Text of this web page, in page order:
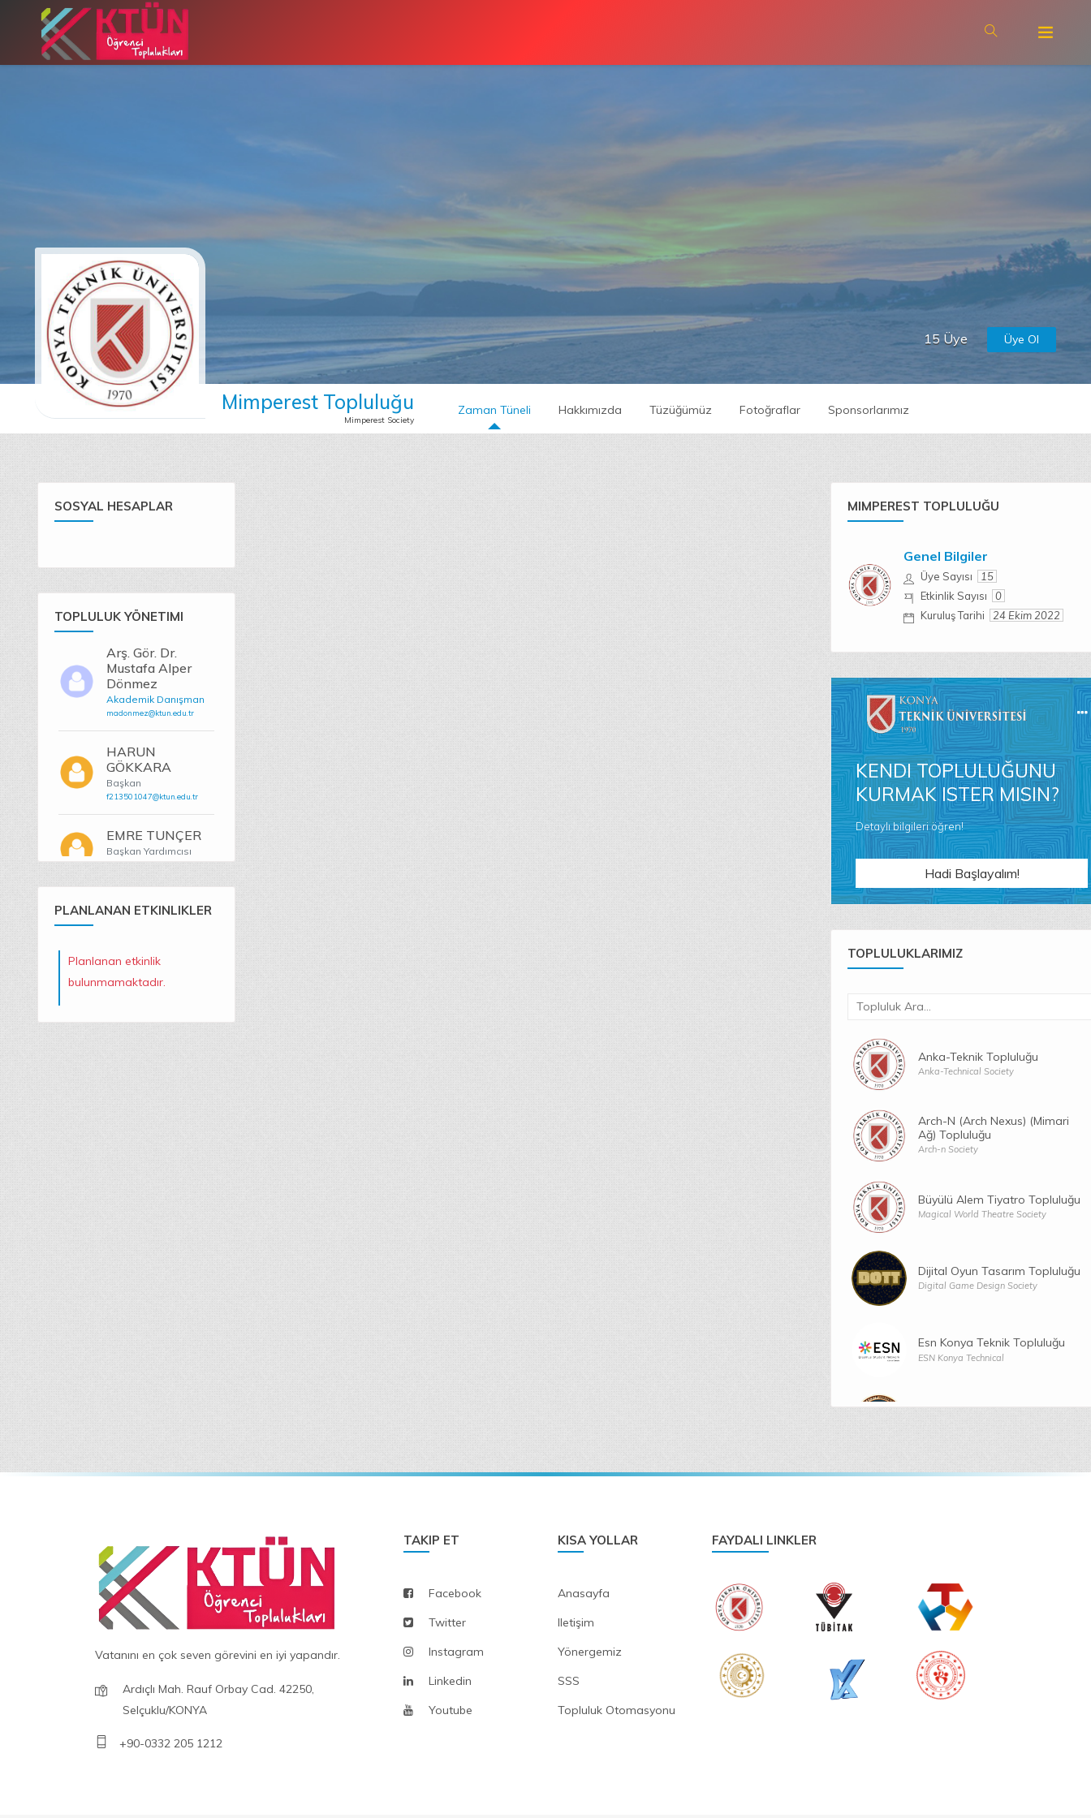
15 Üye Üye Ol
Mimperest Topluluğu
Mimperest Society
Zaman Tüneli Hakkımızda Tüzüğümüz Fotoğraflar Sponsorlarımız
SOSYAL HESAPLAR
TOPLULUK YÖNETIMI
Arş. Gör. Dr.
Mustafa Alper
Dönmez
Akademik Danışman
madonmez@ktun.edu.tr
HARUN
GÖKKARA
Başkan
f213501047@ktun.edu.tr
EMRE TUNÇER
Başkan Yardımcısı
f213501092@ktun.edu.tr
FARUK DEMİR
Denetleme Kurulu
PLANLANAN ETKINLIKLER
Planlanan etkinlik
bulunmamaktadır.
MIMPEREST TOPLULUĞU
Genel Bilgiler
Üye Sayısı
15
Etkinlik Sayısı
0
Kuruluş Tarihi
24 Ekim 2022
KENDI TOPLULUĞUNU
KURMAK ISTER MISIN?
Detaylı bilgileri öğren!
Hadi Başlayalım!
TOPLULUKLARIMIZ
Anka-Teknik Topluluğu
Anka-Technical Society
Arch-N (Arch Nexus) (Mimari
Ağ) Topluluğu
Arch-n Society
Büyülü Alem Tiyatro Topluluğu
Magical World Theatre Society
Dijital Oyun Tasarım Topluluğu
Digital Game Design Society
Esn Konya Teknik Topluluğu
ESN Konya Technical
Gezi Ve Etkinlik Topluluğu
İnovasyon Ve Girişimcilik
Topluluğu
Vatanını en çok seven görevini en iyi yapandır.
Ardıçlı Mah. Rauf Orbay Cad. 42250,
Selçuklu/KONYA
+90-0332 205 1212
TAKIP ET
Facebook
Twitter
Instagram
Linkedin
Youtube
KISA YOLLAR
Anasayfa
Iletişim
Yönergemiz
SSS
Topluluk Otomasyonu
FAYDALI LINKLER